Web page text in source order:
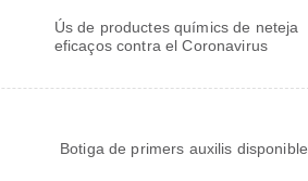
Ús de productes químics de neteja
eficaços contra el Coronavirus
Botiga de primers auxilis disponible